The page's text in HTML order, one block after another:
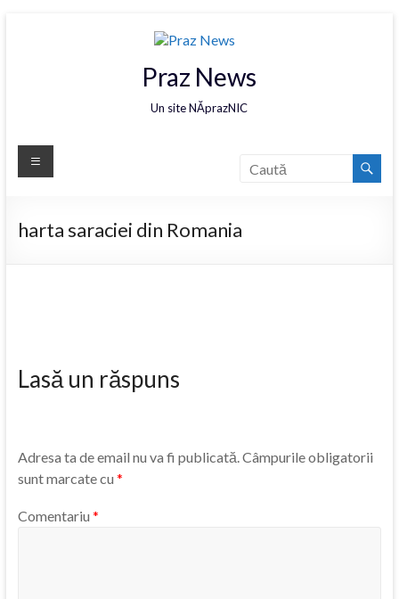
Praz News
Un site NĂprazNIC
harta saraciei din Romania
Lasă un răspuns
Adresa ta de email nu va fi publicată.Câmpurile obligatorii
sunt marcate cu *
Comentariu *